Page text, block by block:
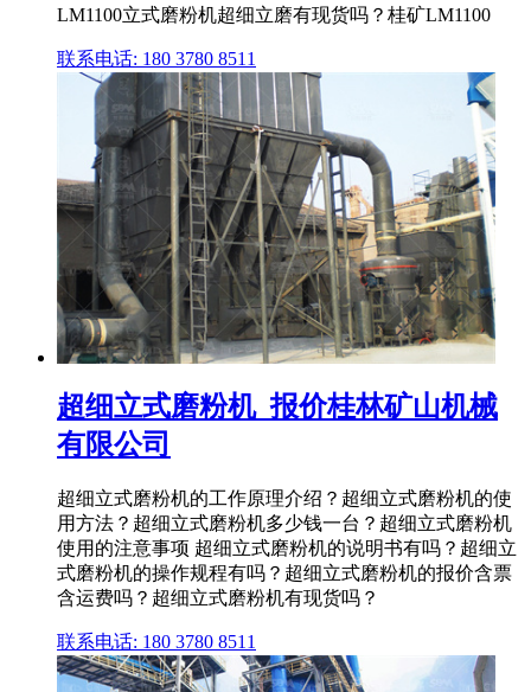
LM1100立式磨粉机超细立磨有现货吗？桂矿LM1100
联系电话: 180 3780 8511
超细立式磨粉机_报价桂林矿山机械
有限公司
超细立式磨粉机的工作原理介绍？超细立式磨粉机的使
用方法？超细立式磨粉机多少钱一台？超细立式磨粉机
使用的注意事项 超细立式磨粉机的说明书有吗？超细立
式磨粉机的操作规程有吗？超细立式磨粉机的报价含票
含运费吗？超细立式磨粉机有现货吗？
联系电话: 180 3780 8511